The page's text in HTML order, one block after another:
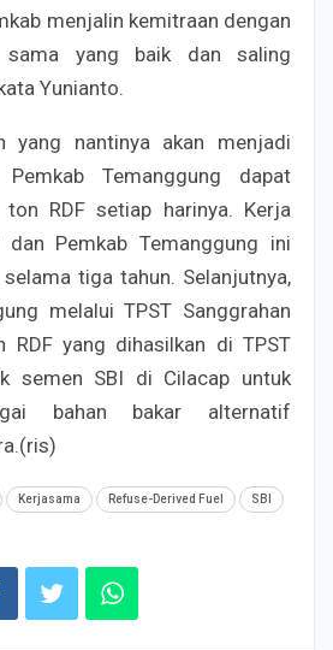
menjalin kemitraan dengan
yang baik dan saling
Yunianto.
yang nantinya akan menjadi
Temanggung dapat
RDF setiap harinya. Kerja
Pemkab Temanggung ini
tiga tahun. Selanjutnya,
melalui TPST Sanggrahan
RDF yang dihasilkan di TPST
semen SBI di Cilacap untuk
bahan bakar alternatif
Kerjasama Refuse-Derived Fuel SBI